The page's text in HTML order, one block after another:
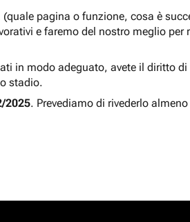
pagina o funzione, cosa è
e faremo del nostro meglio
in modo adeguato, avete il diritto
stadio.
2025. Prevediamo di rivederlo